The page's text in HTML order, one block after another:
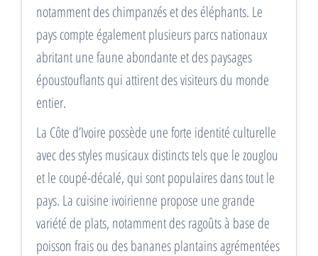
notamment des chimpanzés et des éléphants. Le
pays compte également plusieurs parcs nationaux
abritant une faune abondante et des paysages
époustouflants qui attirent des visiteurs du monde
entier.
La Côte d’Ivoire possède une forte identité culturelle
avec des styles musicaux distincts tels que le zouglou
et le coupé-décalé, qui sont populaires dans tout le
pays. La cuisine ivoirienne propose une grande
variété de plats, notamment des ragoûts à base de
poisson frais ou des bananes plantains agrémentées